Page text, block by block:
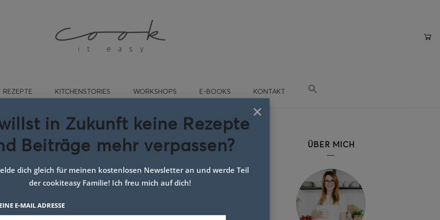
REZEPTE KITCHENSTORIES WORKSHOPS E-BOOKS KONTAKT
minestrone ÜBER MICH
×
in Zukunft keine Rezepte
Beiträge mehr verpassen?
dich gleich für meinen kostenlosen Newsletter an und werde Teil
der cookiteasy Familie! Ich freu mich auf dich!
E-MAIL ADRESSE